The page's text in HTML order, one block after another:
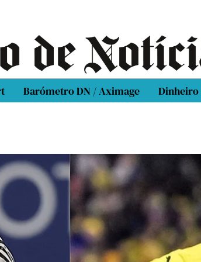
Barómetro DN / Aximage Dinheiro